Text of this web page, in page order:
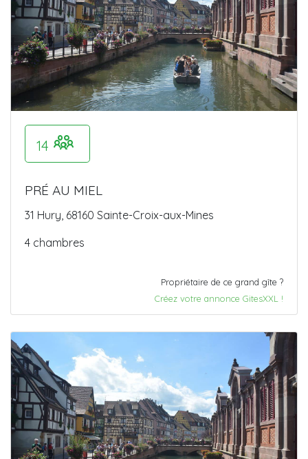
14
PRÉ AU MIEL
31 Hury, 68160 Sainte-Croix-aux-Mines
4 chambres
Propriétaire de ce grand gîte ?
Créez votre annonce GitesXXL !